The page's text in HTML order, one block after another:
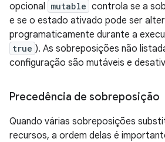
opcional mutable controla se a
e se o estado ativado pode ser
programaticamente durante a
true ). As sobreposições não
configuração são mutáveis e
Precedência de sobreposição
Quando várias sobreposições
recursos, a ordem delas é